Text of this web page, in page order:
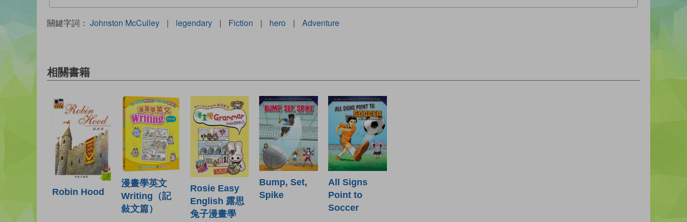
關鍵字詞： Johnston McCulley | legendary | Fiction | hero | Adventure
相關書籍
Robin Hood
漫畫學英文
Writing（記
敍文篇）
Rosie Easy
English 露思
兔子漫畫學
Bump, Set,
Spike
All Signs
Point to
Soccer